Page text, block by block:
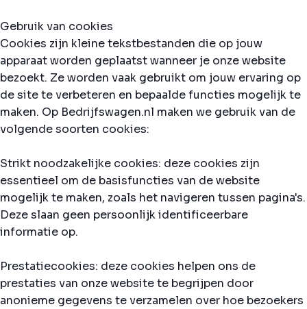
Gebruik van cookies
Cookies zijn kleine tekstbestanden die op jouw
apparaat worden geplaatst wanneer je onze website
bezoekt. Ze worden vaak gebruikt om jouw ervaring op
de site te verbeteren en bepaalde functies mogelijk te
maken. Op Bedrijfswagen.nl maken we gebruik van de
volgende soorten cookies:
Strikt noodzakelijke cookies: deze cookies zijn
essentieel om de basisfuncties van de website
mogelijk te maken, zoals het navigeren tussen pagina's.
Deze slaan geen persoonlijk identificeerbare
informatie op.
Prestatiecookies: deze cookies helpen ons de
prestaties van onze website te begrijpen door
anonieme gegevens te verzamelen over hoe bezoekers